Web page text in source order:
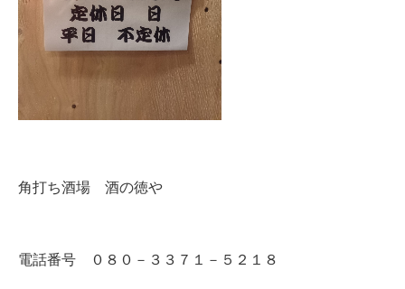
角打ち酒場 酒の徳や
電話番号 ０８０－３３７１－５２１８